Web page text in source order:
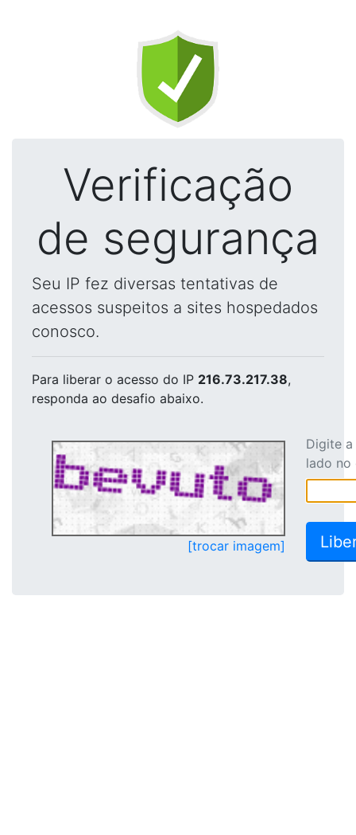
Verificação
de segurança
Seu IP fez diversas tentativas de
acessos suspeitos a sites hospedados
conosco.
Para liberar o acesso do IP 216.73.217.38,
responda ao desafio abaixo.
[trocar imagem]
Digite
lado no